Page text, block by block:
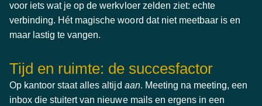
voor iets wat je op de werkvloer zelden ziet: echte
verbinding. Hét magische woord dat niet meetbaar is en
maar lastig te vangen.
Tijd en ruimte: de succesfactor
Op kantoor staat alles altijd aan. Meeting na meeting, een
inbox die stuitert van nieuwe mails en ergens in een